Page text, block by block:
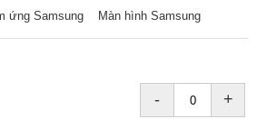
ứng Samsung Màn hình Samsung
- +